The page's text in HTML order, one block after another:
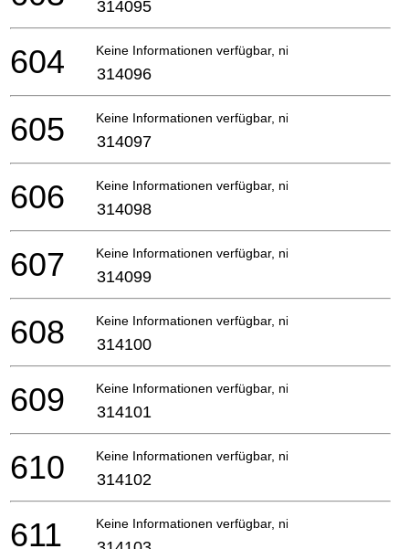
314095
Keine Informationen verfügbar, nicht bestellbar
604 314096
Keine Informationen verfügbar, nicht bestellbar
605 314097
Keine Informationen verfügbar, nicht bestellbar
606 314098
Keine Informationen verfügbar, nicht bestellbar
607 314099
Keine Informationen verfügbar, nicht bestellbar
608 314100
Keine Informationen verfügbar, nicht bestellbar
609 314101
Keine Informationen verfügbar, nicht bestellbar
610 314102
Keine Informationen verfügbar, nicht bestellbar
611